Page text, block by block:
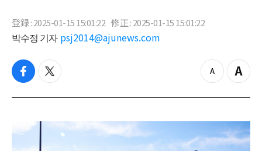
登録 : 2025-01-15 15:01:22 修正 : 2025-01-15 15:01:22
박수정 기자 psj2014@ajunews.com
f
c
o
t
i
t
z
o
o
Z
o
i
n